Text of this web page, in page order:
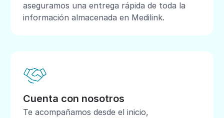
aseguramos una entrega rápida de toda la
información almacenada en Medilink.
Cuenta con nosotros
Te acompañamos desde el inicio,